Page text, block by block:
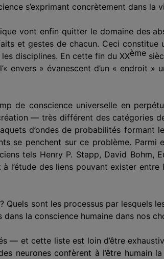
s’exprimant concrètement dans la
vont enfin quitter le domaine des
et gestes de chacun. Ceci
disciplines. En cette fin du XXème
envers » évanescent d’un « endroit
de conscience universelle en
— très différent des catégories
d’ondes de probabilités
se penchent sur ce problème. Parmi
tels Henry P. Stapp, David Bohm,
l’étude des liens pouvant exister
Quels sont les processus par lesquels
la conscience humaine dans nos
— et cette liste est loin d’être
neurones confèrent à l’être humain